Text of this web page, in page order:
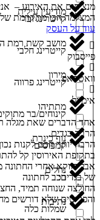
קייטרינג ובר
קייטרינג חלבי
קייטרינג פרווה
קינוחים/בר
קמפוסים
רכב לחתונה
שמלות כלה
מודיעין עילית
מושב קשת רמת
מירון
מתתיהו
נוף כינרת
נחלים
נתיבות
מנציחים את האירוע –
המצלמה הכי מתקדמת
עוד על העסק
פייסבוק
וואטסאפ
אימייל
אחד הדברים שאת מגלה
הרבה בגדים.
הרבה יותר חכם לקנות
בתקופת האירוסין קל
אבל דווקא אחרי
של בגדים:
החולצה שנוחה תמיד,
והפריטים שלא דורשים